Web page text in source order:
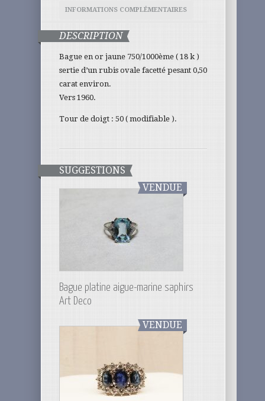
INFORMATIONS COMPLÉMENTAIRES
DESCRIPTION
Bague en or jaune 750/1000ème ( 18 k )
sertie d’un rubis ovale facetté pesant 0,50
carat environ.
Vers 1960.
Tour de doigt : 50 ( modifiable ).
SUGGESTIONS
VENDUE
Bague platine aigue-marine saphirs
Art Deco
VENDUE